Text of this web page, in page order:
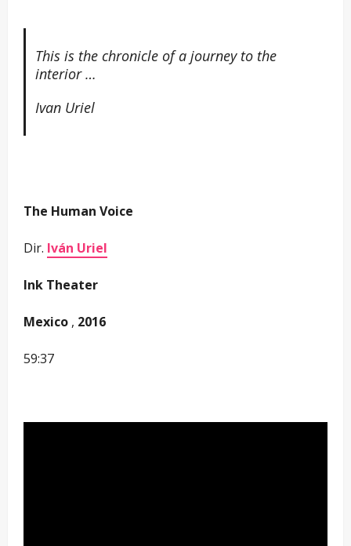
This is the chronicle of a journey to the
interior …
Ivan Uriel
The Human Voice
Dir. Iván Uriel
Ink Theater
Mexico , 2016
59:37